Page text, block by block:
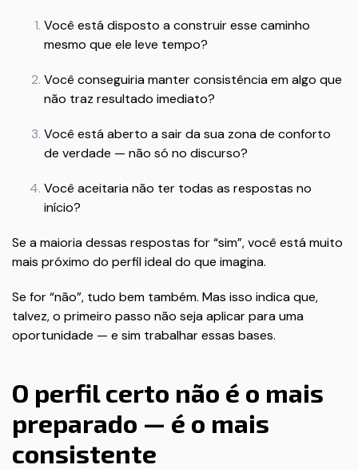
Você está disposto a construir esse caminho
mesmo que ele leve tempo?
Você conseguiria manter consistência em algo que
não traz resultado imediato?
Você está aberto a sair da sua zona de conforto
de verdade — não só no discurso?
Você aceitaria não ter todas as respostas no
início?
Se a maioria dessas respostas for “sim”, você está muito
mais próximo do perfil ideal do que imagina.
Se for “não”, tudo bem também. Mas isso indica que,
talvez, o primeiro passo não seja aplicar para uma
oportunidade — e sim trabalhar essas bases.
O perfil certo não é o mais
preparado — é o mais
consistente